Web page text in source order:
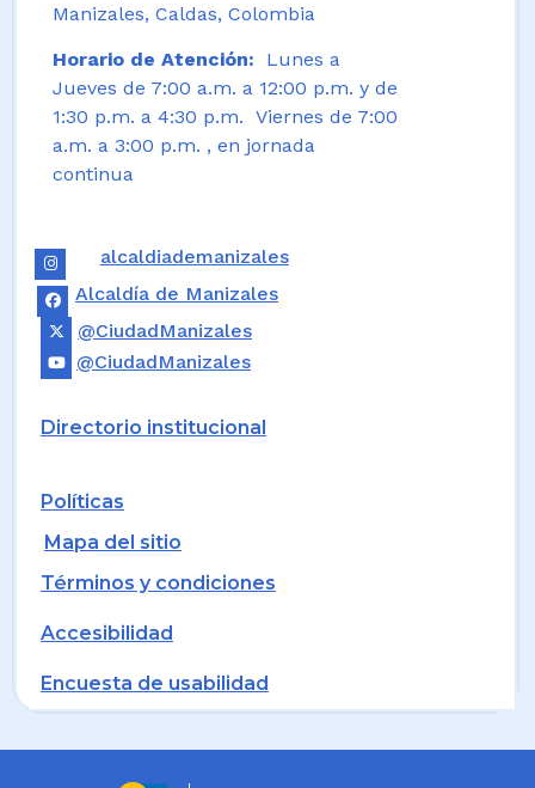
Manizales, Caldas, Colombia
Horario de Atención: Lunes a
Jueves de 7:00 a.m. a 12:00 p.m. y de
1:30 p.m. a 4:30 p.m. Viernes de 7:00
a.m. a 3:00 p.m. , en jornada
continua
alcaldiademanizales
Alcaldía de Manizales
@CiudadManizales
@CiudadManizales
Directorio institucional
Políticas
Mapa del sitio
Términos y condiciones
Accesibilidad
Encuesta de usabilidad